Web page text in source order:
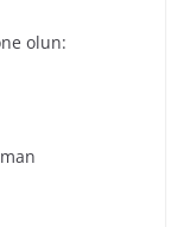
olun: